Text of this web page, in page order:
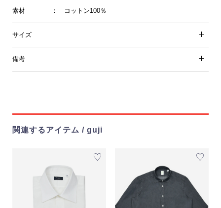
素材 ： コットン100％
サイズ
備考
関連するアイテム / guji